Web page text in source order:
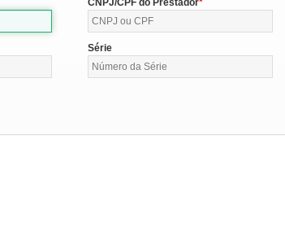
CNPJ/CPF do Prestador
Série